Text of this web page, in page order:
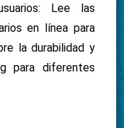
Lee las
en línea para
la durabilidad y
para diferentes